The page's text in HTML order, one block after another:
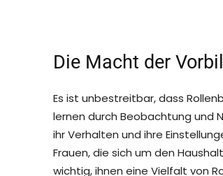
Die Macht der
Es ist unbestreitbar, dass
lernen durch Beobachtung und
ihr Verhalten und ihre
Frauen, die sich um den
wichtig, ihnen eine Vielfalt von